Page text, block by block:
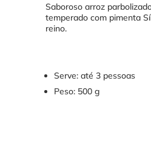
Saboroso arroz
temperado com pimenta
reino.
Serve: até 3 pessoas
Peso: 500 g